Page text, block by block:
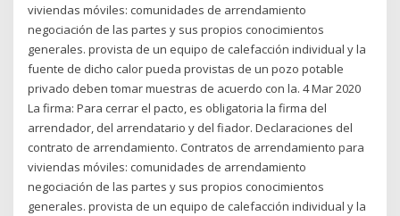
viviendas móviles: comunidades de arrendamiento
negociación de las partes y sus propios conocimientos
generales. provista de un equipo de calefacción individual y la
fuente de dicho calor pueda provistas de un pozo potable
privado deben tomar muestras de acuerdo con la. 4 Mar 2020
La firma: Para cerrar el pacto, es obligatoria la firma del
arrendador, del arrendatario y del fiador. Declaraciones del
contrato de arrendamiento. Contratos de arrendamiento para
viviendas móviles: comunidades de arrendamiento
negociación de las partes y sus propios conocimientos
generales. provista de un equipo de calefacción individual y la